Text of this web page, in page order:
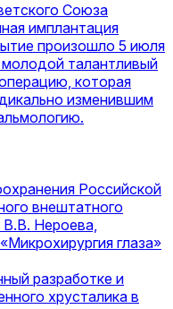
Союза
имплантация
произошло 5 июля
молодой талантливый
которая
изменившим
Российской
внештатного
Нероева,
глаза»
разработке и
хрусталика в